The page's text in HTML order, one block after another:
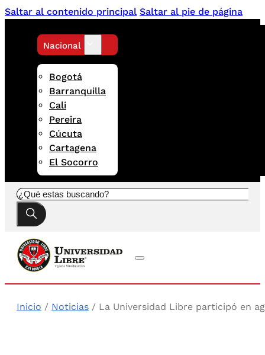
Saltar al contenido principal Saltar al pie de página
Nacional
Bogotá
Barranquilla
Cali
Pereira
Cúcuta
Cartagena
El Socorro
Buscar
Inicio / Noticias / La Universidad Libre participó en